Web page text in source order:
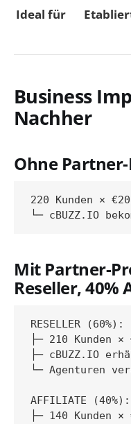
Ideal für
Business
Nachher
Ohne
220 Kunden ×
Mit Partner-
Reseller, 40%
RESELLER (60%):
├─ 210 Kunden
├─ cBUZZ.IO
└─ Agenturen
AFFILIATE (40%):
├─ 140 Kunden